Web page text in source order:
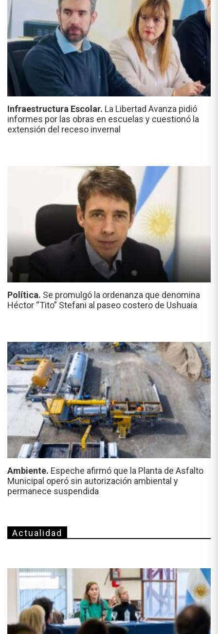
Infraestructura Escolar. La Libertad Avanza pidió
informes por las obras en escuelas y cuestionó la
extensión del receso invernal
Política. Se promulgó la ordenanza que denomina
Héctor “Tito” Stefani al paseo costero de Ushuaia
Ambiente. Espeche afirmó que la Planta de Asfalto
Municipal operó sin autorización ambiental y
permanece suspendida
Actualidad